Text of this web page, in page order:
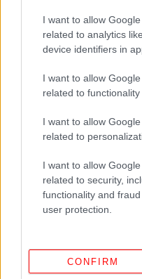
I want to allow
related to analytics
device identifiers in
I want to allow
related to
I want to allow
related to
I want to allow
related to security,
functionality and
user protection.
CONFIRM
02/07/2026 14:05
Η Μαντόνα για την
-«Μου ήταν